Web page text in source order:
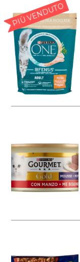
PIÙ VENDUTO